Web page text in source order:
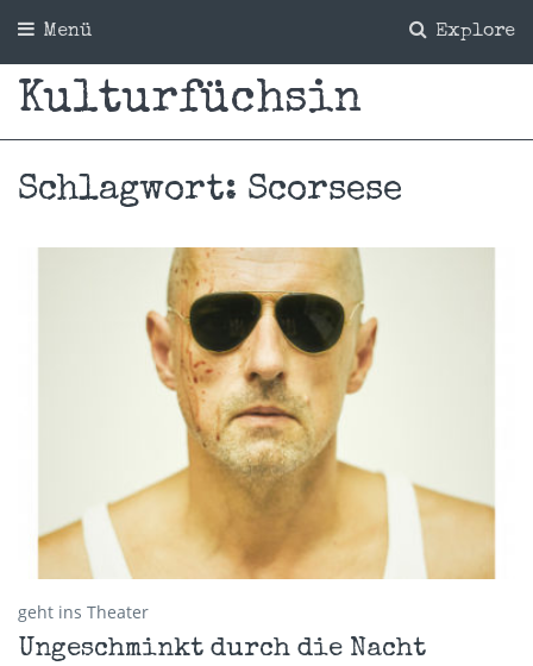
Explore
Menü
Kulturfüchsin
Schlagwort: Scorsese
geht ins Theater
Ungeschminkt durch die Nacht